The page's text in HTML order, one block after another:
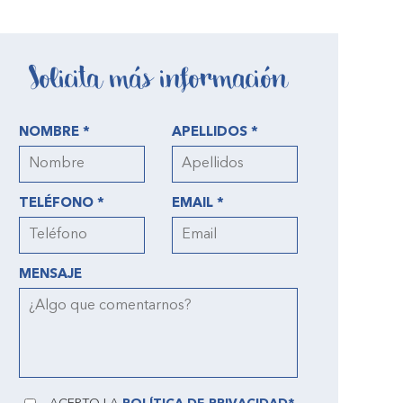
Solicita más información
NOMBRE * APELLIDOS *
TELÉFONO * EMAIL *
MENSAJE